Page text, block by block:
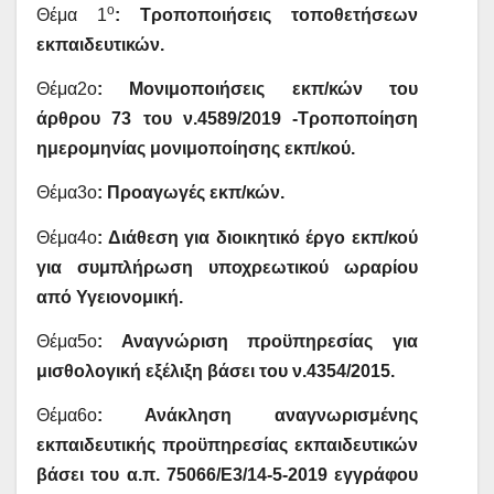
Θέμα 1ο: Τροποποιήσεις τοποθετήσεων
εκπαιδευτικών.
Θέμα2ο: Μονιμοποιήσεις εκπ/κών του
άρθρου 73 του ν.4589/2019 -Τροποποίηση
ημερομηνίας μονιμοποίησης εκπ/κού.
Θέμα3ο: Προαγωγές εκπ/κών.
Θέμα4ο: Διάθεση για διοικητικό έργο εκπ/κού
για συμπλήρωση υποχρεωτικού ωραρίου
από Υγειονομική.
Θέμα5ο: Αναγνώριση προϋπηρεσίας για
μισθολογική εξέλιξη βάσει του ν.4354/2015.
Θέμα6ο: Ανάκληση αναγνωρισμένης
εκπαιδευτικής προϋπηρεσίας εκπαιδευτικών
βάσει του α.π. 75066/Ε3/14-5-2019 εγγράφου